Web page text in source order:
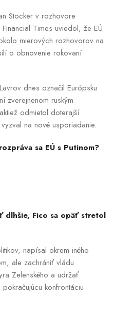
Stocker v rozhovore
Times uviedol, že EÚ
mierových rozhovorov na
o obnovenie rokovaní
dnes označil Európsku
zverejnenom ruským
odmietol doterajší
na nové usporiadanie.
sa EÚ s Putinom?
dlhšie, Fico sa opäť stretol
napísal okrem iného
ale zachrániť vládu
Zelenského a udržať
konfrontáciu